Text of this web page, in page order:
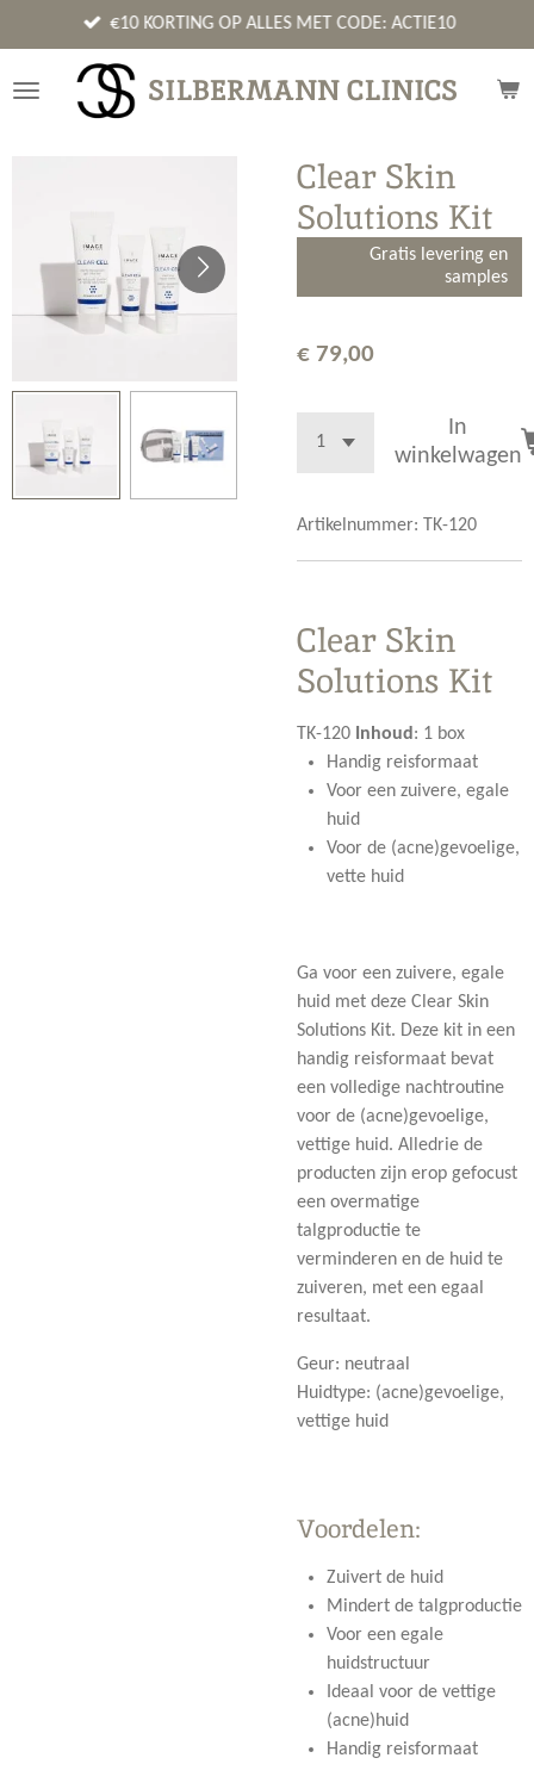
direct
naar
SILBERMANN CLINICS
€10 KORTING OP ALLES MET CODE: ACTIE10
Clear Skin
Solutions Kit
Gratis levering en
samples
€ 79,00
In
winkelwagen
Artikelnummer: TK-120
Clear Skin
Solutions Kit
TK-120 Inhoud : 1 box
Handig reisformaat
Voor een zuivere, egale
huid
Voor de (acne)gevoelige,
vette huid
Ga voor een zuivere, egale
huid met deze Clear Skin
Solutions Kit. Deze kit in een
handig reisformaat bevat
een volledige nachtroutine
voor de (acne)gevoelige,
vettige huid. Alledrie de
producten zijn erop gefocust
een overmatige
talgproductie te
verminderen en de huid te
zuiveren, met een egaal
resultaat.
Geur: neutraal
Huidtype: (acne)gevoelige,
vettige huid
Voordelen:
Zuivert de huid
Mindert de talgproductie
Voor een egale
huidstructuur
Ideaal voor de vettige
(acne)huid
Handig reisformaat